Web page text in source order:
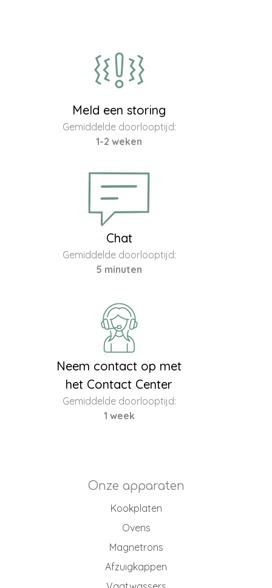
Meld een storing
Gemiddelde doorlooptijd:
1-2 weken
Chat
Gemiddelde doorlooptijd:
5 minuten
Neem contact op met
het Contact Center
Gemiddelde doorlooptijd:
1 week
Onze apparaten
Kookplaten
Ovens
Magnetrons
Afzuigkappen